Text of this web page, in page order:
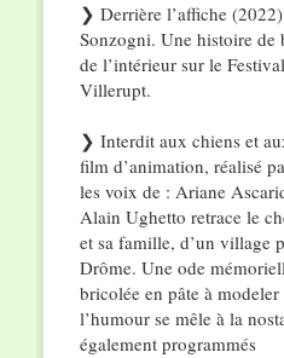
❯ Derrière l’affiche
Sonzogni. Une histoire de
de l’intérieur sur le
Villerupt.
❯ Interdit aux chiens et
film d’animation, réalisé
les voix de : Ariane
Alain Ughetto retrace le
et sa famille, d’un village
Drôme. Une ode
bricolée en pâte à
l’humour se mêle à la
également programmés